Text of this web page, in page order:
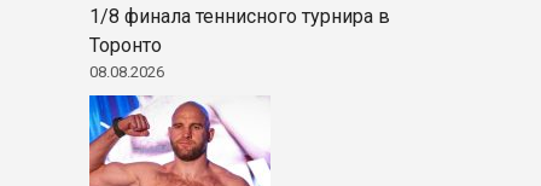
1/8 финала теннисного турнира в
Торонто
08.08.2026